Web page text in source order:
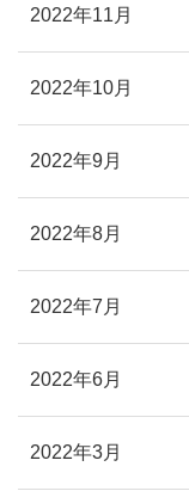
2022年11月
2022年10月
2022年9月
2022年8月
2022年7月
2022年6月
2022年3月